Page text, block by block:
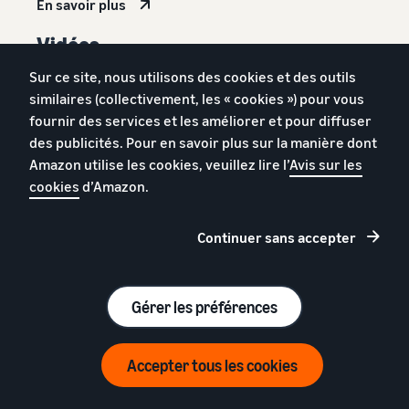
En savoir plus
Vidéos
Commencez à faire de la publicité grâce à ces vidéos
didactiques rapides de Seller University.
Afficher Seller University
Témoignages
Foire aux questions
Sur ce site, nous utilisons des cookies et des outils
similaires (collectivement, les « cookies ») pour vous
fournir des services et les améliorer et pour diffuser
des publicités. Pour en savoir plus sur la manière dont
Amazon utilise les cookies, veuillez lire l’Avis sur les
cookies d’Amazon.
Continuer sans accepter
Gérer les préférences
Accepter tous les cookies